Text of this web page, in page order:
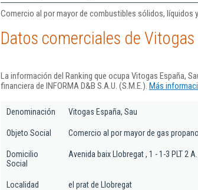
Comercio al por mayor de combustibles sólidos,
Datos comerciales de Vitogas
La información del Ranking que ocupa Vitogas España,
financiera de INFORMA D&B S.A.U. (S.M.E.). Más
Denominación Vitogas España, Sau
Objeto Social Comercio al por mayor de gas propano.
Domicilio
Social
Avenida baix Llobregat , 1 - 1-3 PLT 2 A.
Localidad el prat de Llobregat